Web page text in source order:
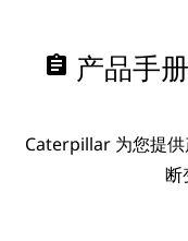
assignment 产品手
Caterpillar 为您提
断